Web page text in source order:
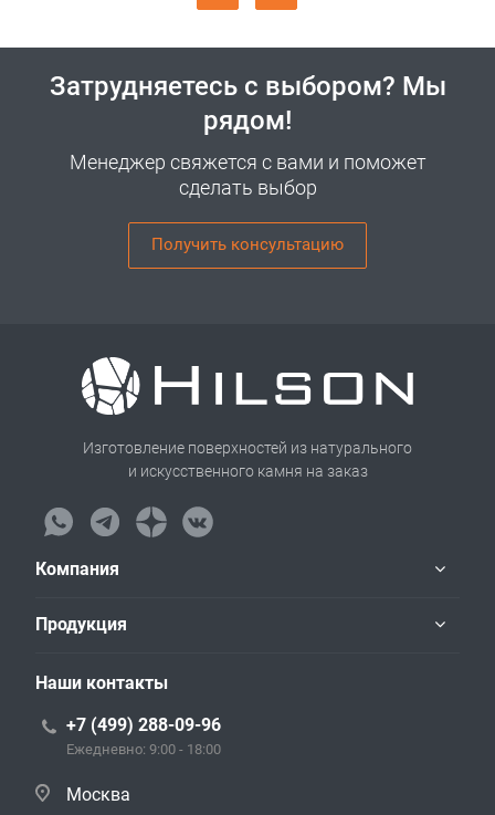
Затрудняетесь с выбором? Мы
рядом!
Менеджер свяжется с вами и поможет
сделать выбор
Получить консультацию
Изготовление поверхностей из натурального
и искусственного камня на заказ
Компания
Продукция
Наши контакты
+7 (499) 288-09-96
Ежедневно: 9:00 - 18:00
Москва